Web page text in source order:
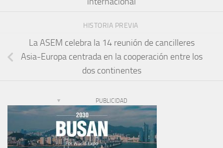
HISTORIA PREVIA
La ASEM celebra la 14 reunión de cancilleres
Asia-Europa centrada en la cooperación entre los
dos continentes
PUBLICIDAD